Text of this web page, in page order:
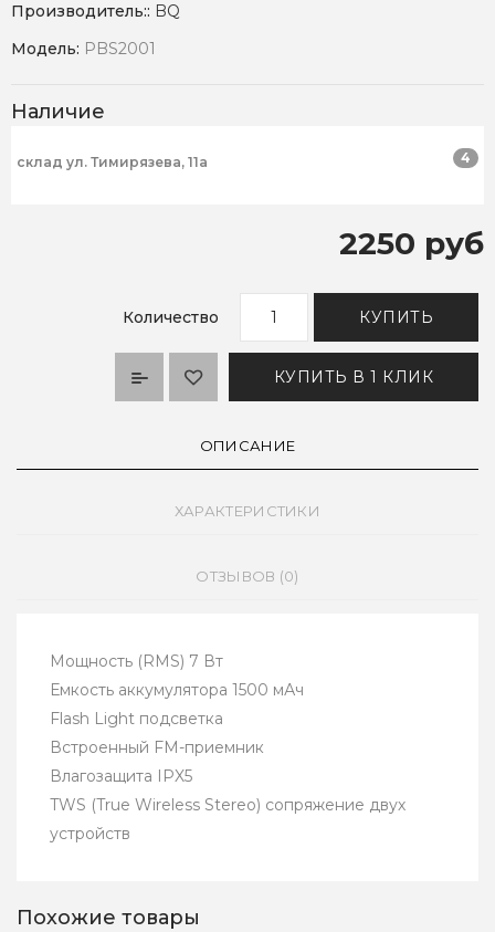
Производитель:: BQ
Модель: PBS2001
Наличие
склад ул. Тимирязева, 11а 4
2250 руб
Количество КУПИТЬ
КУПИТЬ В 1 КЛИК
ОПИСАНИЕ
ХАРАКТЕРИСТИКИ
ОТЗЫВОВ (0)
Мощность (RMS) 7 Вт
Емкость аккумулятора 1500 мАч
Flash Light подсветка
Встроенный FM-приемник
Влагозащита IPX5
TWS (True Wireless Stereo) сопряжение двух
устройств
Похожие товары